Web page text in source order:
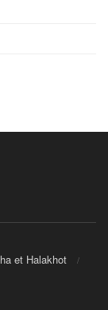
et Halakhot